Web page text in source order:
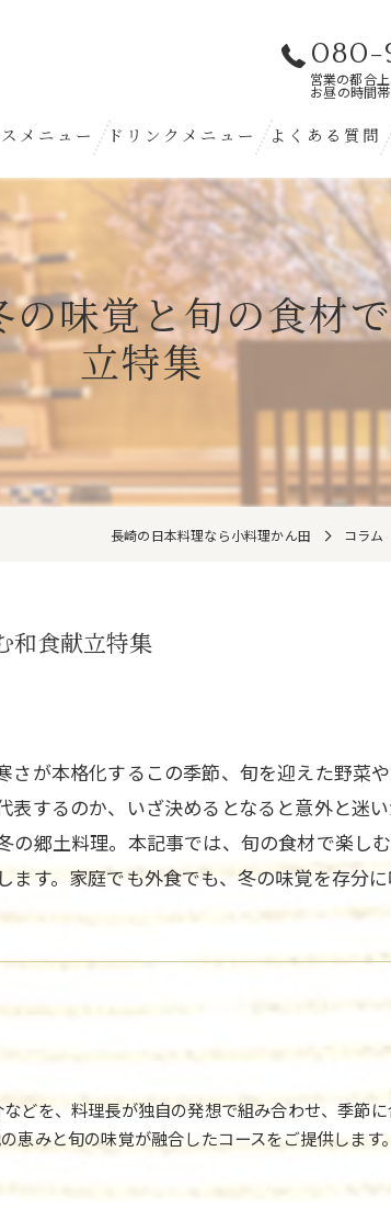
080-
営業の都合
お昼の時間
メニュー ドリンクメニュー よくある質問
の味覚と旬の食材
立特集
長崎の日本料理なら小料理かん田 コラム
和食献立特集
が本格化するこの季節、旬を迎えた野菜
するのか、いざ決めるとなると意外と迷
郷土料理。本記事では、旬の食材で楽し
す。家庭でも外食でも、冬の味覚を存分に
どを、料理長が独自の発想で組み合わせ、季節
恵みと旬の味覚が融合したコースをご提供します。